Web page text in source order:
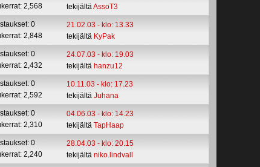
2,568
tekijältäAssoT3
0
2,848
21.02.03 - klo: 13.33
tekijältä KyPak
0
2,432
24.07.03 - klo: 19.03
tekijältä hanzu12
0
2,592
10.11.03 - klo: 17.23
tekijältäJuhana
0
2,310
04.06.03 - klo: 14.23
tekijältäTapHaap
0
2,240
28.04.03 - klo: 20.15
tekijältäniko.lindvall